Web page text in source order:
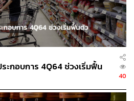
กอบการ 4Q64 ช่วงเริ่มฟื้น
40